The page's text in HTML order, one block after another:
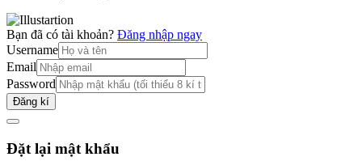
Bạn đã có tài khoản? Đăng nhập ngay
Username
Email
Password
Đăng kí
Đặt lại mật khẩu